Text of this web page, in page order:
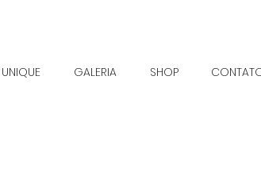
UNIQUE GALERIA SHOP